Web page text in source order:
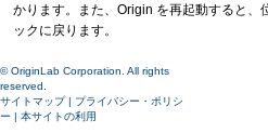
かります。また、Origin を再起動すると、
ックに戻ります。
© OriginLab Corporation. All rights
reserved.
サイトマップ| プライバシー・ポリシ
ー | 本サイトの利用